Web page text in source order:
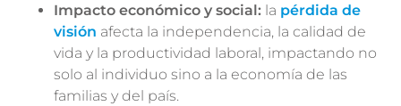
Impacto económico y social: la pérdida de
visión afecta la independencia, la calidad de
vida y la productividad laboral, impactando no
solo al individuo sino a la economía de las
familias y del país.